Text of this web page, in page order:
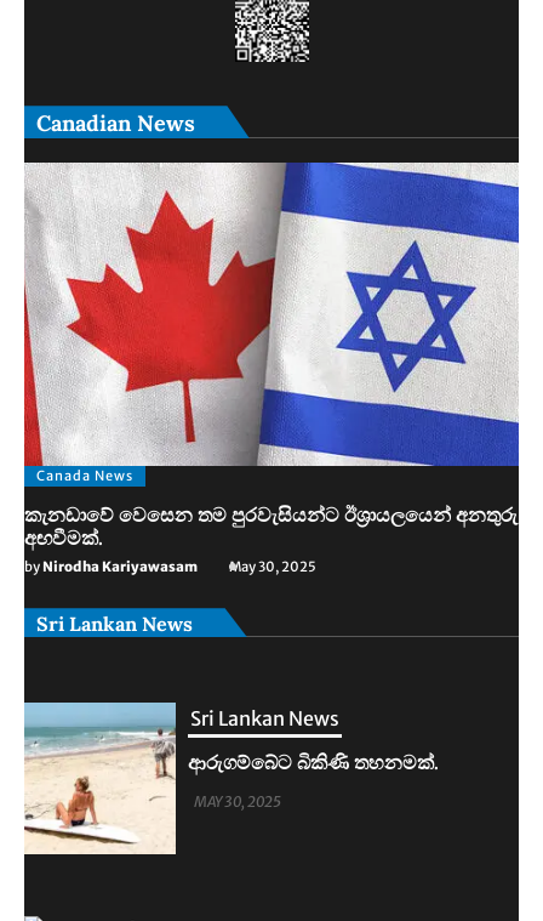
Canadian News
Canada News
කැනඩාවේ වෙසෙන තම පුරවැසියන්ට ඊශ්‍රායලයෙන් අනතුරු
අඟවීමක්.
by Nirodha Kariyawasam May 30, 2025
Sri Lankan News
ආරුගම්බේට බිකිණි තහනමක්.
MAY 30, 2025